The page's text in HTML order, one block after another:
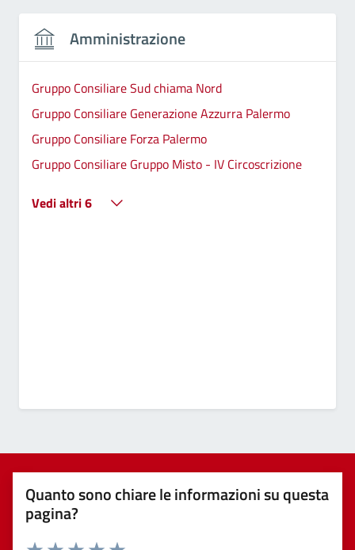
Amministrazione
Gruppo Consiliare Sud chiama Nord
Gruppo Consiliare Generazione Azzurra Palermo
Gruppo Consiliare Forza Palermo
Gruppo Consiliare Gruppo Misto - IV Circoscrizione
Vedi altri 6
Quanto sono chiare le informazioni su questa
pagina?